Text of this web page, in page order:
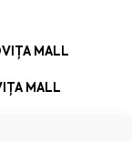
MALL
MALL